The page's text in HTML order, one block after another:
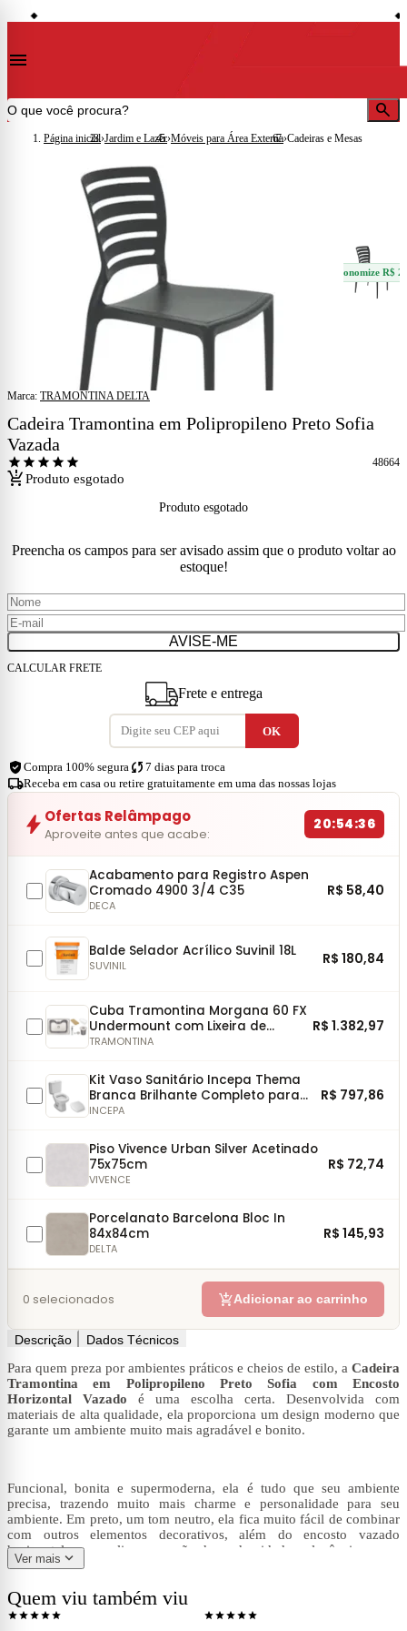
storefront sell
menu
search
Página inicial ›Jardim e Lazer›Móveis para Área Externa›Cadeiras e Mesas
Economize R$
Marca: TRAMONTINA DELTA
Cadeira Tramontina em Polipropileno Preto Sofia
Vazada
star star star star star 48664
production_quantity_limitsProduto esgotado
Produto esgotado
Preencha os campos para ser avisado assim que o produto voltar ao
estoque!
AVISE-ME
CALCULAR FRETE
Frete e entrega
verified_user Compra 100% segura sync 7 dias para troca
local_shippingReceba em casa ou retire gratuitamente em uma das nossas lojas
bolt Ofertas Relâmpago
Aproveite antes que acabe:
20:54:36
Acabamento para Registro Aspen
Cromado 4900 3/4 C35
DECA
R$ 58,40
Balde Selador Acrílico Suvinil 18L
SUVINIL R$ 180,84
Cuba Tramontina Morgana 60 FX
Undermount com Lixeira de
Embutir 5L, Tábua, Dosador, Cesto
TRAMONTINA
R$ 1.382,97
Kit Vaso Sanitário Incepa Thema
Branca Brilhante Completo para
Instalação
INCEPA
R$ 797,86
Piso Vivence Urban Silver Acetinado
75x75cm
VIVENCE
R$ 72,74
Porcelanato Barcelona Bloc In
84x84cm
DELTA
R$ 145,93
0 selecionados add_shopping_cartAdicionar ao carrinho
Descrição
Dados Técnicos
Para quem preza por ambientes práticos e cheios de estilo, a Cadeira
Tramontina em Polipropileno Preto Sofia com Encosto
Horizontal Vazado é uma escolha certa. Desenvolvida com
materiais de alta qualidade, ela proporciona um design moderno que
garante um ambiente muito mais agradável e bonito.
Funcional, bonita e supermoderna, ela é tudo que seu ambiente
precisa, trazendo muito mais charme e personalidade para seu
ambiente. Em preto, um tom neutro, ela fica muito fácil de combinar
com outros elementos decorativos, além do encosto vazado
horizontal que amplia a sensação de modernidade e elegância no seu
ambiente.
Ver mais expand_more
Quem viu também viu
shopping_cartVer produto
starstarstarstarstar
starstarstarstarstar